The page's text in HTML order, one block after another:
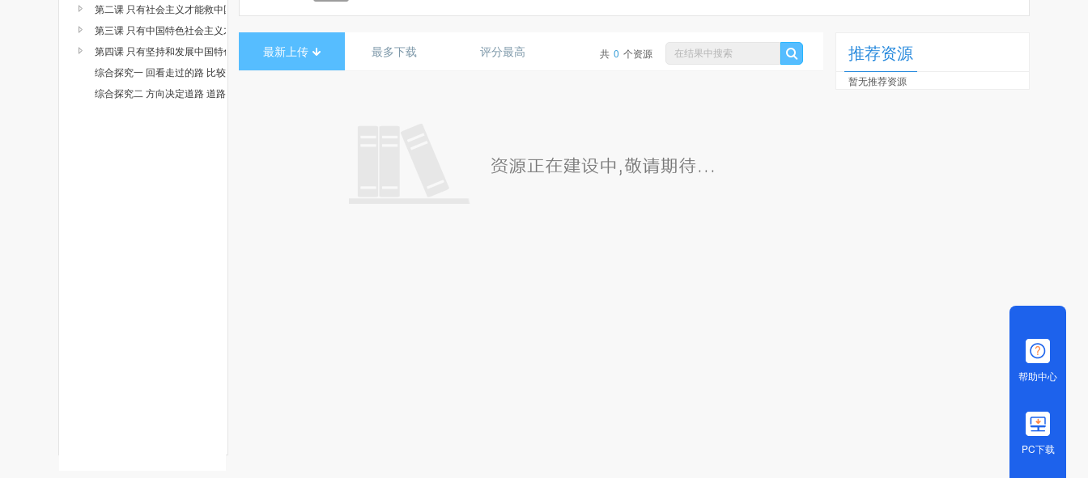
第二课 只有社会主义才能救中国
第三课 只有中国特色社会主义才能发展中国
第四课 只有坚持和发展中国特色社会主义才能实现中华民族伟大复兴
综合探究一 回看走过的路 比较别人的路 远眺前行的路
综合探究二 方向决定道路 道路决定命运
最新上传 最多下载 评分最高 共 0 个资源 推荐资源
暂无推荐资源
帮助中心
PC下载